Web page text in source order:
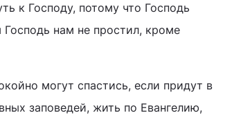
к Господу, потому что Господь
нам не простил, кроме
могут спастись, если придут в
заповедей, жить по Евангелию,